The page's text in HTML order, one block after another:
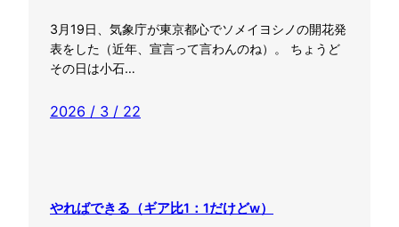
3月19日、気象庁が東京都心でソメイヨシノの開花発
表をした（近年、宣言って言わんのね）。 ちょうど
その日は小石…
2026 / 3 / 22
やればできる（ギア比1：1だけどw）